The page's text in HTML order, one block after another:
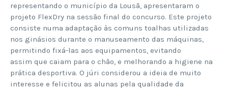
representando o município da Lousã, apresentaram o
projeto FlexDry na sessão final do concurso. Este projeto
consiste numa adaptação às comuns toalhas utilizadas
nos ginásios durante o manuseamento das máquinas,
permitindo fixá-las aos equipamentos, evitando
assim que caiam para o chão, e melhorando a higiene na
prática desportiva. O júri considerou a ideia de muito
interesse e felicitou as alunas pela qualidade da